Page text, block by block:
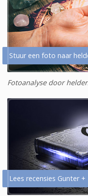
Stuur een foto naar
Fotoanalyse door
Lees recensies Gunter +